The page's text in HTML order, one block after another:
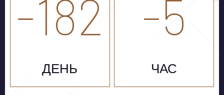
-182
ДЕНЬ
-5
ЧАС